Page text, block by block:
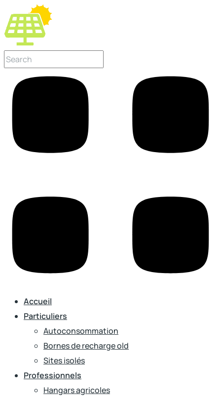
Accueil
Particuliers
Autoconsommation
Bornes de recharge old
Sites isolés
Professionnels
Hangars agricoles